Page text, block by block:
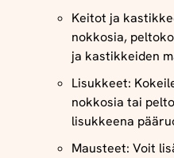
Keitot ja
nokkosia,
ja kastikkeiden
Lisukkeet:
nokkosia tai
lisukkeena
Mausteet: Voit